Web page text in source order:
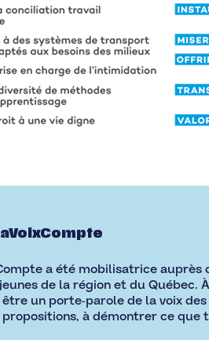
a été mobilisatrice
de la région et du
être un porte-parole de la voix
propositions, à démontrer ce